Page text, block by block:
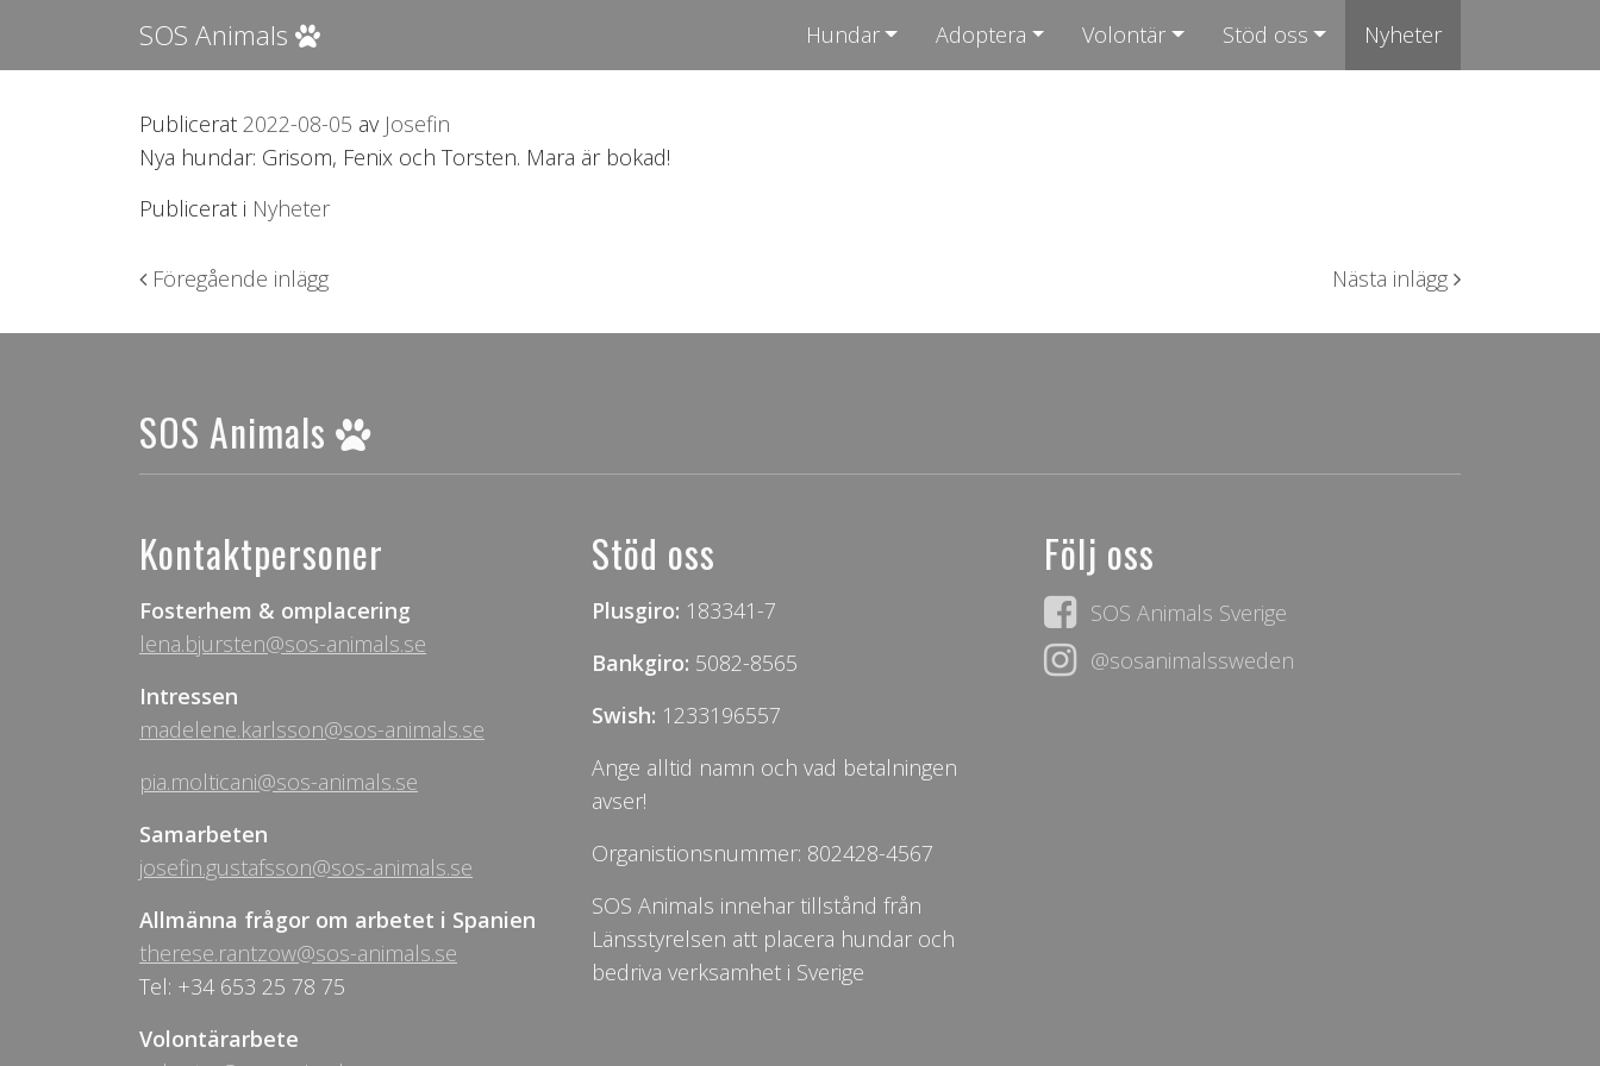
SOS Animals Hundar Adoptera Volontär Stöd oss Nyheter
Publicerat 2022-08-05 av Josefin
Nya hundar: Grisom, Fenix och Torsten. Mara är bokad!
Publicerat i Nyheter
Inläggsnavigering
Föregående inlägg Nästa inlägg
SOS Animals
Kontaktpersoner
Fosterhem & omplacering
lena.bjursten@sos-animals.se
Intressen
madelene.karlsson@sos-animals.se
pia.molticani@sos-animals.se
Samarbeten
josefin.gustafsson@sos-animals.se
Allmänna frågor om arbetet i Spanien
therese.rantzow@sos-animals.se
Tel: +34 653 25 78 75
Volontärarbete
Stöd oss
Plusgiro: 183341-7
Bankgiro: 5082-8565
Swish: 1233196557
Ange alltid namn och vad betalningen
avser!
Organistionsnummer: 802428-4567
SOS Animals innehar tillstånd från
Länsstyrelsen att placera hundar och
bedriva verksamhet i Sverige
Följ oss
SOS Animals Sverige
@sosanimalssweden